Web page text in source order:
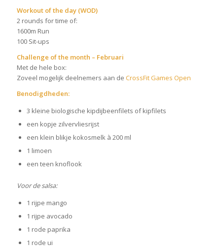
Workout of the day (WOD)
2 rounds for time of:
1600m Run
100 Sit-ups
Challenge of the month – Februari
Met de hele box:
Zoveel mogelijk deelnemers aan de CrossFit Games Open
Benodigdheden:
3 kleine biologische kipdijbeenfilets of kipfilets
een kopje zilvervliesrijst
een klein blikje kokosmelk à 200 ml
1 limoen
een teen knoflook
Voor de salsa:
1 rijpe mango
1 rijpe avocado
1 rode paprika
1 rode ui